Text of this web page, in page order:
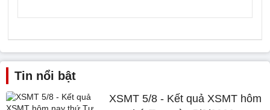
Tin nổi bật
XSMT 5/8 - Kết quả XSMT hôm